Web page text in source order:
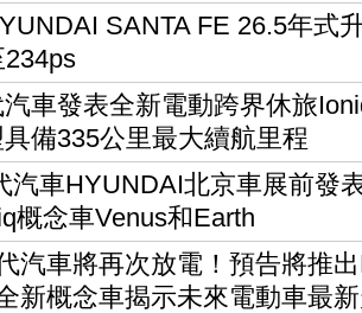
SANTA FE 26.5年式
234ps
車發表全新電動跨界休旅
備335公里最大續航里程
汽車HYUNDAI北京車展前發
概念車Venus和Earth
汽車將再次放電！預告將推
新概念車揭示未來電動車最